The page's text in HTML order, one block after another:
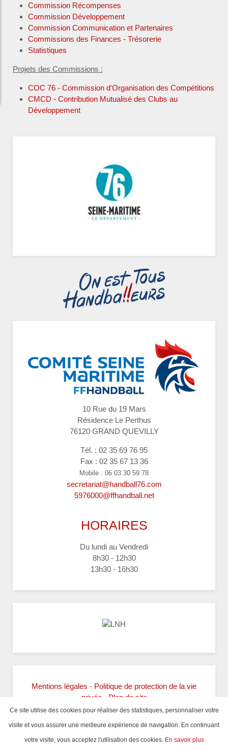
Commission Récompenses
Commission Développement
Commission Communication et Partenaires
Commissions des Finances - Trésorerie
Statistiques
Projets des Commissions :
COC 76 - Commission d'Organisation des Compétitions
CMCD - Contribution Mutualisé des Clubs au
Développement
10 Rue du 19 Mars
Résidence Le Perthus
76120 GRAND QUEVILLY
Tél. : 02 35 69 76 95
Fax : 02 35 67 13 36
Mobile : 06 03 30 59 78
secretariat@handball76.com
5976000@ffhandball.net
HORAIRES
Du lundi au Vendredi
8h30 - 12h30
13h30 - 16h30
Mentions légales - Politique de protection de la vie
privée- Plan de site
Copyright ©2017 Comité 76 Handball -
RéalisationWEB NORMAND
Ce site utilise des cookies pour réaliser des statistiques, personnaliser votre
visite et vous assurer une meilleure expérience de navigation. En continuant
votre visite, vous acceptez l'utilisation des cookies. En savoir plus